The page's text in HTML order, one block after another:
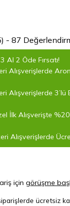
- 87
Al 2 Öde Fırsatı!
Alışverişlerde
Alışverişlerde
İlk Alışverişte
Alışverişlerde
için görüşme
ücretsiz